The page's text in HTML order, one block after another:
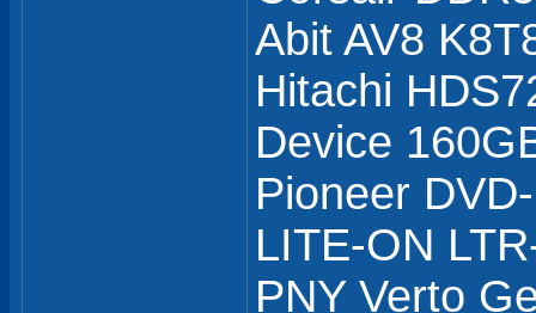
Abit AV8
Hitachi
Device
Pioneer
LITE-ON
PNY Verto